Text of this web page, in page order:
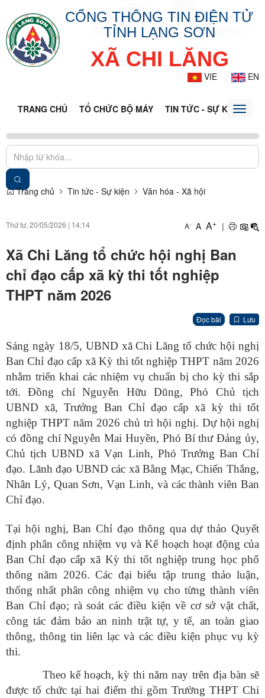
CỔNG THÔNG TIN ĐIỆN TỬ
TỈNH LẠNG SƠN
XÃ CHI LĂNG
VIE EN
TRANG CHỦ TỔ CHỨC BỘ MÁY TIN TỨC - SỰ KIỆNToggle
Trang chủ Tin tức - Sự kiện Văn hóa - Xã hội
Thứ tư, 20/05/2026 | 14:14 A- A A+ |
Xã Chi Lăng tổ chức hội nghị Ban
chỉ đạo cấp xã kỳ thi tốt nghiệp
THPT năm 2026
Đọc bài Lưu
Sáng ngày 18/5, UBND xã Chi Lăng tổ chức hội nghị
Ban Chỉ đạo cấp xã Kỳ thi tốt nghiệp THPT năm 2026
nhằm triển khai các nhiệm vụ chuẩn bị cho kỳ thi sắp
tới. Đồng chí Nguyễn Hữu Dũng, Phó Chủ tịch
UBND xã, Trưởng Ban Chỉ đạo cấp xã kỳ thi tốt
nghiệp THPT năm 2026 chủ trì hội nghị. Dự hội nghị
có đồng chí Nguyễn Mai Huyền, Phó Bí thư Đảng ủy,
Chủ tịch UBND xã Vạn Linh, Phó Trưởng Ban Chỉ
đạo. Lãnh đạo UBND các xã Bằng Mạc, Chiến Thắng,
Nhân Lý, Quan Sơn, Vạn Linh, và các thành viên Ban
Chỉ đạo.
Tại hội nghị, Ban Chỉ đạo thông qua dự thảo Quyết
định phân công nhiệm vụ và Kế hoạch hoạt động của
Ban Chỉ đạo cấp xã Kỳ thi tốt nghiệp trung học phổ
thông năm 2026. Các đại biểu tập trung thảo luận,
thống nhất phân công nhiệm vụ cho từng thành viên
Ban Chỉ đạo; rà soát các điều kiện về cơ sở vật chất,
công tác đảm bảo an ninh trật tự, y tế, an toàn giao
thông, thông tin liên lạc và các điều kiện phục vụ kỳ
thi.
Theo kế hoạch, kỳ thi năm nay trên địa bàn sẽ
được tổ chức tại hai điểm thi gồm Trường THPT Chi